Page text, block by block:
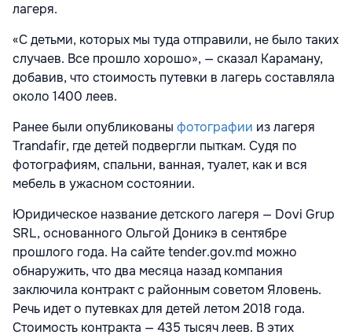
лагеря.
«С детьми, которых мы туда отправили, не было таких
случаев. Все прошло хорошо», — сказал Караману,
добавив, что стоимость путевки в лагерь составляла
около 1400 леев.
Ранее были опубликованы фотографии из лагеря
Trandafir, где детей подвергли пыткам. Судя по
фотографиям, спальни, ванная, туалет, как и вся
мебель в ужасном состоянии.
Юридическое название детского лагеря — Dovi Grup
SRL, основанного Ольгой Доникэ в сентябре
прошлого года. На сайте tender.gov.md можно
обнаружить, что два месяца назад компания
заключила контракт с районным советом Яловень.
Речь идет о путевках для детей летом 2018 года.
Стоимость контракта — 435 тысяч леев. В этих